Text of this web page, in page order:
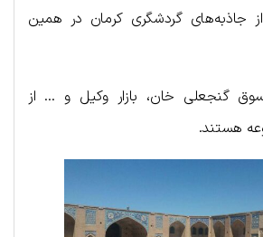
درصد از جاذبه‌های گردشگری کرمان در همین
سوق گنجعلی خان، بازار وکیل و … از
هستند.